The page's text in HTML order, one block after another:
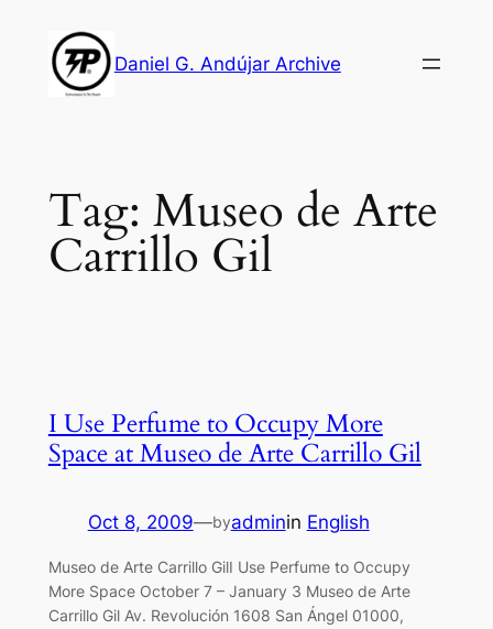
content
Daniel G. Andújar Archive
Tag: Museo de Arte
Carrillo Gil
I Use Perfume to Occupy More
Space at Museo de Arte Carrillo Gil
Oct 8, 2009—byadminin English
Museo de Arte Carrillo GilI Use Perfume to Occupy
More Space October 7 – January 3 Museo de Arte
Carrillo Gil Av. Revolución 1608 San Ángel 01000,